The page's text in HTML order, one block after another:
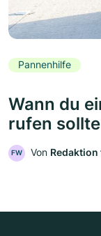
Pannenhilfe
Wann du
rufen
FW Von